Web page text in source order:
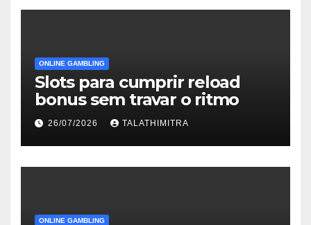
ONLINE GAMBLING
Slots para cumprir reload
bonus sem travar o ritmo
26/07/2026 TALATHIMITRA
ONLINE GAMBLING